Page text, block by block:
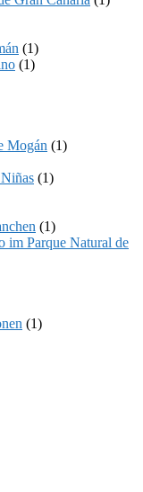
(1)
(1)
Mogán (1)
(1)
(1)
im Parque Natural de
(1)